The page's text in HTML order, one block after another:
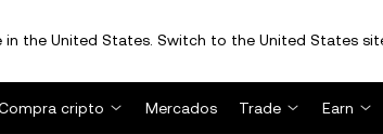
in the United States. Switch to the United States
cripto
Mercados Trade Earn